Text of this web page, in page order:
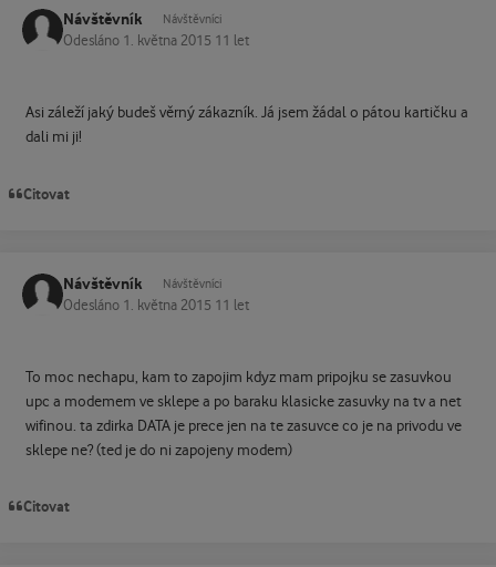
Návštěvník Návštěvníci
Odesláno 1. května 2015 11 let
Asi záleží jaký budeš věrný zákazník. Já jsem žádal o pátou kartičku a
dali mi ji!
Citovat
Návštěvník Návštěvníci
Odesláno 1. května 2015 11 let
To moc nechapu, kam to zapojim kdyz mam pripojku se zasuvkou
upc a modemem ve sklepe a po baraku klasicke zasuvky na tv a net
wifinou. ta zdirka DATA je prece jen na te zasuvce co je na privodu ve
sklepe ne? (ted je do ni zapojeny modem)
Citovat